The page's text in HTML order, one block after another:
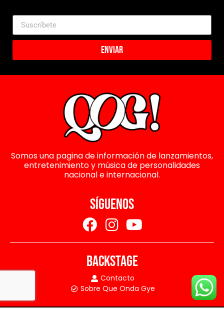
Enviar
Somos una pagina de información de lanzamientos,
entretenimiento y música de personalidades
nacional e internacional.
SÍGUENOS
BACKSTAGE
Contacto
Sobre Que Onda Gye